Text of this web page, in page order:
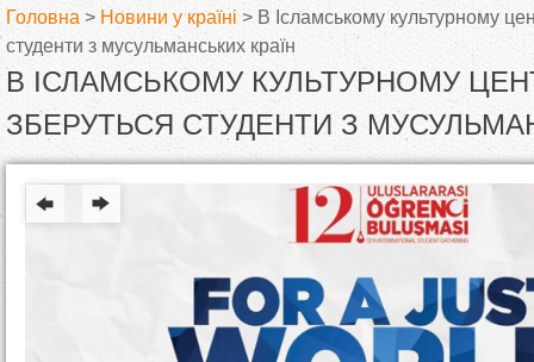
В
и
є
Головна > Новини у країні > В Ісламському культурному
студенти з мусульманських країн
В ІСЛАМСЬКОМУ КУЛЬТУРНОМУ
ЗБЕРУТЬСЯ СТУДЕНТИ З